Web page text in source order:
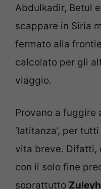
Abdulkadir, Betul
scappare in Siria
fermato alla
calcolato per gli
viaggio.
Provano a fuggire
‘latitanza’, per
vita breve. Difatti,
con il solo fine
soprattutto